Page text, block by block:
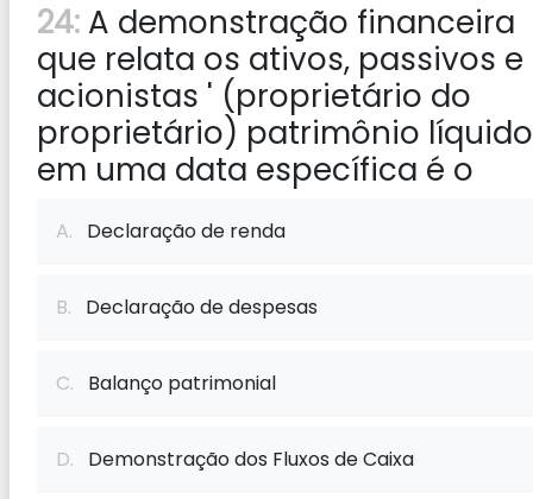
24: A demonstração financeira
que relata os ativos, passivos e
acionistas ' (proprietário do
proprietário) patrimônio líquido
em uma data específica é o
A. Declaração de renda
B. Declaração de despesas
C. Balanço patrimonial
D. Demonstração dos Fluxos de Caixa